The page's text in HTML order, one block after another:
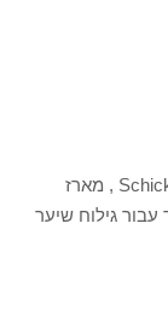
מותג הגילוח Schick משיק בישראל את Schick BODY , מארז
עבור גילוח שיער